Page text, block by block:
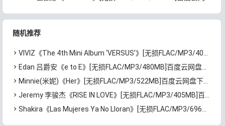
随机推荐
VIVIZ《The 4th Mini Album ‘VERSUS’》[无损FLAC/MP3/405MB]百度云网盘下载
Edan 吕爵安《e to E》[无损FLAC/MP3/480MB]百度云网盘下载
Minnie(米妮)《Her》[无损FLAC/MP3/522MB]百度云网盘下载
Jeremy 李骏杰《RISE IN LOVE》[无损FLAC/MP3/405MB]百度云网盘下载
Shakira《Las Mujeres Ya No Lloran》[无损FLAC/MP3/696MB]百度云网盘下载